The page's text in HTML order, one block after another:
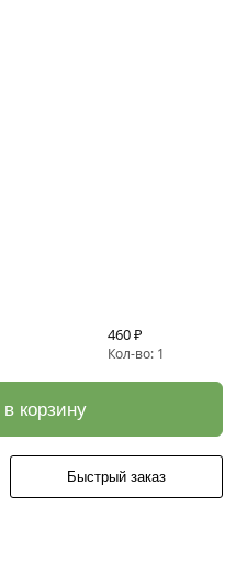
460 ₽
Кол-во: 1
корзину
Быстрый заказ